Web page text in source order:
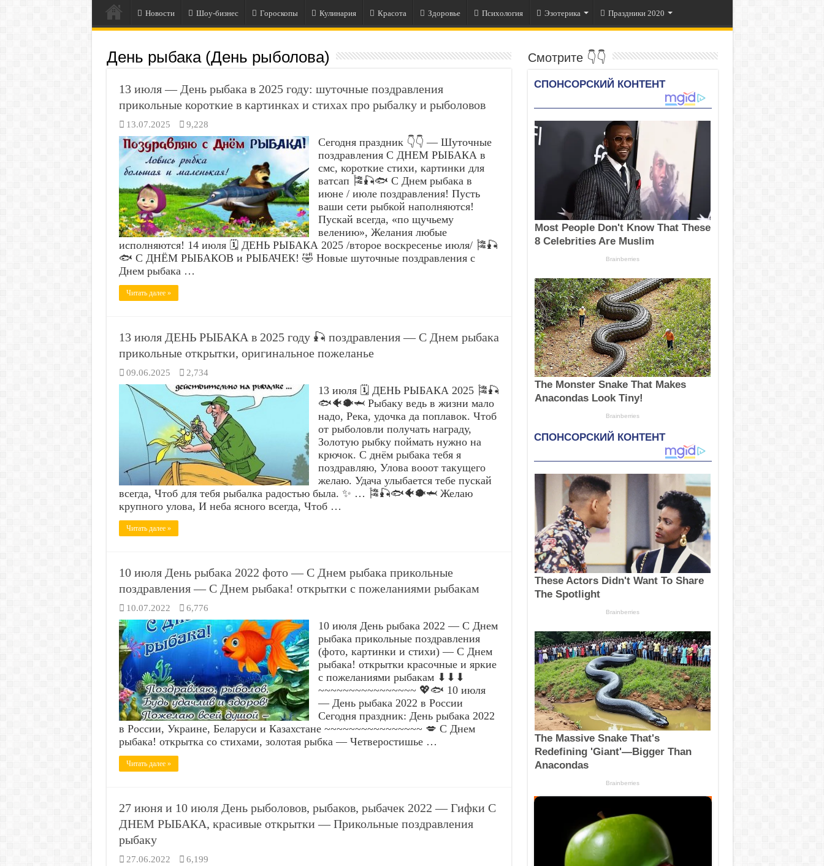
Новости Шоу-бизнес Гороскопы Кулинария Красота Здоровье Психология Эзотерика Праздники 2020
День рыбака (День рыболова)
13 июля — День рыбака в 2025 году: шуточные поздравления
прикольные короткие в картинках и стихах про рыбалку и рыболовов
13.07.2025 9,228
Сегодня праздник 👇👇 — Шуточные
поздравления С ДНЕМ РЫБАКА в
смс, короткие стихи, картинки для
ватсап 🎏🎣🐟 С Днем рыбака в
июне / июле поздравления! Пусть
ваши сети рыбкой наполняются!
Пускай всегда, «по щучьему
велению», Желания любые
исполняются! 14 июля 🗓️ ДЕНЬ РЫБАКА 2025 /второе воскресенье июля/ 🎏🎣
🐟 С ДНЁМ РЫБАКОВ и РЫБАЧЕК! 🤣 Новые шуточные поздравления с
Днем рыбака …
Читать далее »
13 июля ДЕНЬ РЫБАКА в 2025 году 🎣 поздравления — С Днем рыбака
прикольные открытки, оригинальное пожеланье
09.06.2025 2,734
13 июля 🗓️ ДЕНЬ РЫБАКА 2025 🎏🎣
🐟🐠🐡🦈 Рыбаку ведь в жизни мало
надо, Река, удочка да поплавок. Чтоб
от рыболовли получать награду,
Золотую рыбку поймать нужно на
крючок. С днём рыбака тебя я
поздравляю, Улова вооот такущего
желаю. Удача улыбается тебе пускай
всегда, Чтоб для тебя рыбалка радостью была. ✨ … 🎏🎣🐟🐠🐡🦈 Желаю
крупного улова, И неба ясного всегда, Чтоб …
Читать далее »
10 июля День рыбака 2022 фото — С Днем рыбака прикольные
поздравления — С Днем рыбака! открытки с пожеланиями рыбакам
10.07.2022 6,776
10 июля День рыбака 2022 — С Днем
рыбака прикольные поздравления
(фото, картинки и стихи) — С Днем
рыбака! открытки красочные и яркие
с пожеланиями рыбакам ⬇⬇⬇
~~~~~~~~~~~~~~~~ 💖🐟 10 июля
— День рыбака 2022 в России
Сегодня праздник: День рыбака 2022
в России, Украине, Беларуси и Казахстане ~~~~~~~~~~~~~~~~ 💋 С Днем
рыбака! открытка со стихами, золотая рыбка — Четверостишье …
Читать далее »
27 июня и 10 июля День рыболовов, рыбаков, рыбачек 2022 — Гифки С
ДНЕМ РЫБАКА, красивые открытки — Прикольные поздравления
рыбаку
27.06.2022 6,199
Смотрите 👇👇